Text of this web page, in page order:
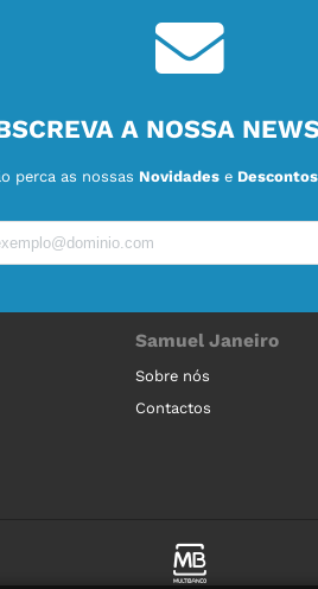
A NOSSA
perca as nossas Novidades e
Samuel Janeiro
Sobre nós
Contactos